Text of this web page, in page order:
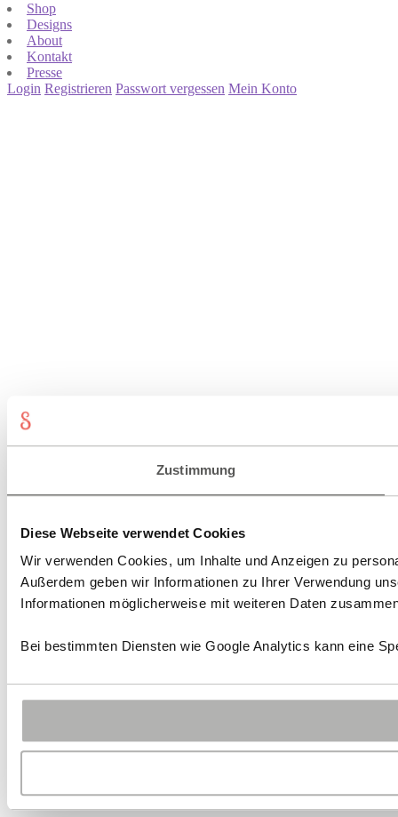
Zustimmung
Diese Webseite verwendet Cookies
Wir verwenden Cookies, um Inhalte und Anzeigen zu
Außerdem geben wir Informationen zu Ihrer Verwendung
Informationen möglicherweise mit weiteren Daten
Bei bestimmten Diensten wie Google Analytics kann eine
Shop
Designs
About
Kontakt
Presse
Login Registrieren Passwort vergessen Mein Konto